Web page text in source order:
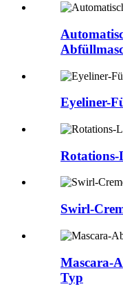
Eyeliner-
Rotations-
Swirl-
Mascara-
Typ